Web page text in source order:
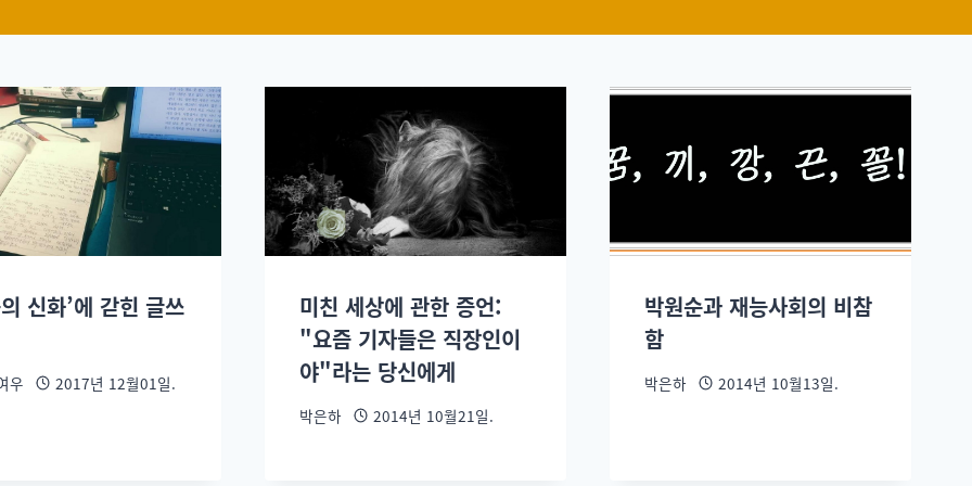
신화’에 갇힌 글쓰
우 2017년 12월01일.
미친 세상에 관한 증언:
"요즘 기자들은 직장인이
야"라는 당신에게
박은하 2014년 10월21일.
박원순과 재능사회의 비참
함
박은하 2014년 10월13일.